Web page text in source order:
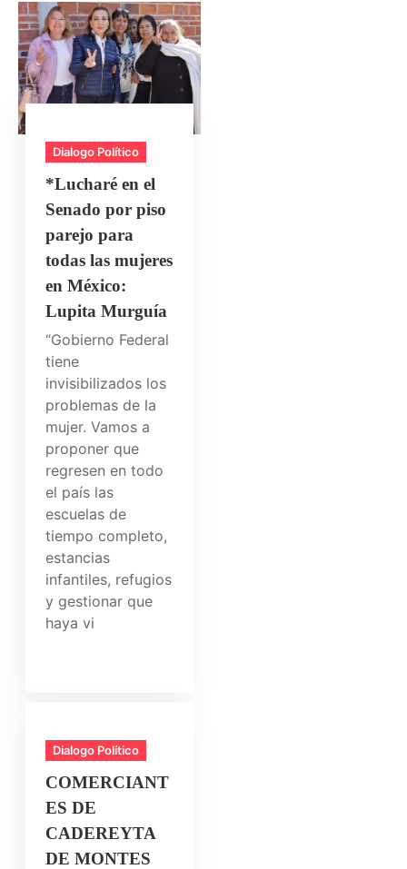
Dialogo Político
*Lucharé en el
Senado por piso
parejo para
todas las mujeres
en México:
Lupita Murguía
“Gobierno Federal
tiene
invisibilizados los
problemas de la
mujer. Vamos a
proponer que
regresen en todo
el país las
escuelas de
tiempo completo,
estancias
infantiles, refugios
y gestionar que
haya vi
Dialogo Político
COMERCIANT
ES DE
CADEREYTA
DE MONTES